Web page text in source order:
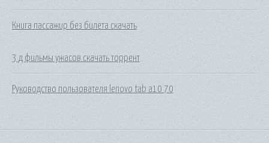
Книга пассажир без билета скачать
3 д фильмы ужасов скачать торрент
Руководство пользователя lenovo tab a10 70